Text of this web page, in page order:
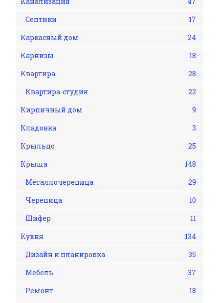
Септики
17
Каркасный дом
24
Карнизы
18
Квартира
28
Квартира-студия
22
Кирпичный дом
9
Кладовка
3
Крыльцо
25
Крыша
148
Металлочерепица
29
Черепица
10
Шифер
11
Кухня
134
Дизайн и планировка
35
Мебель
37
Ремонт
18